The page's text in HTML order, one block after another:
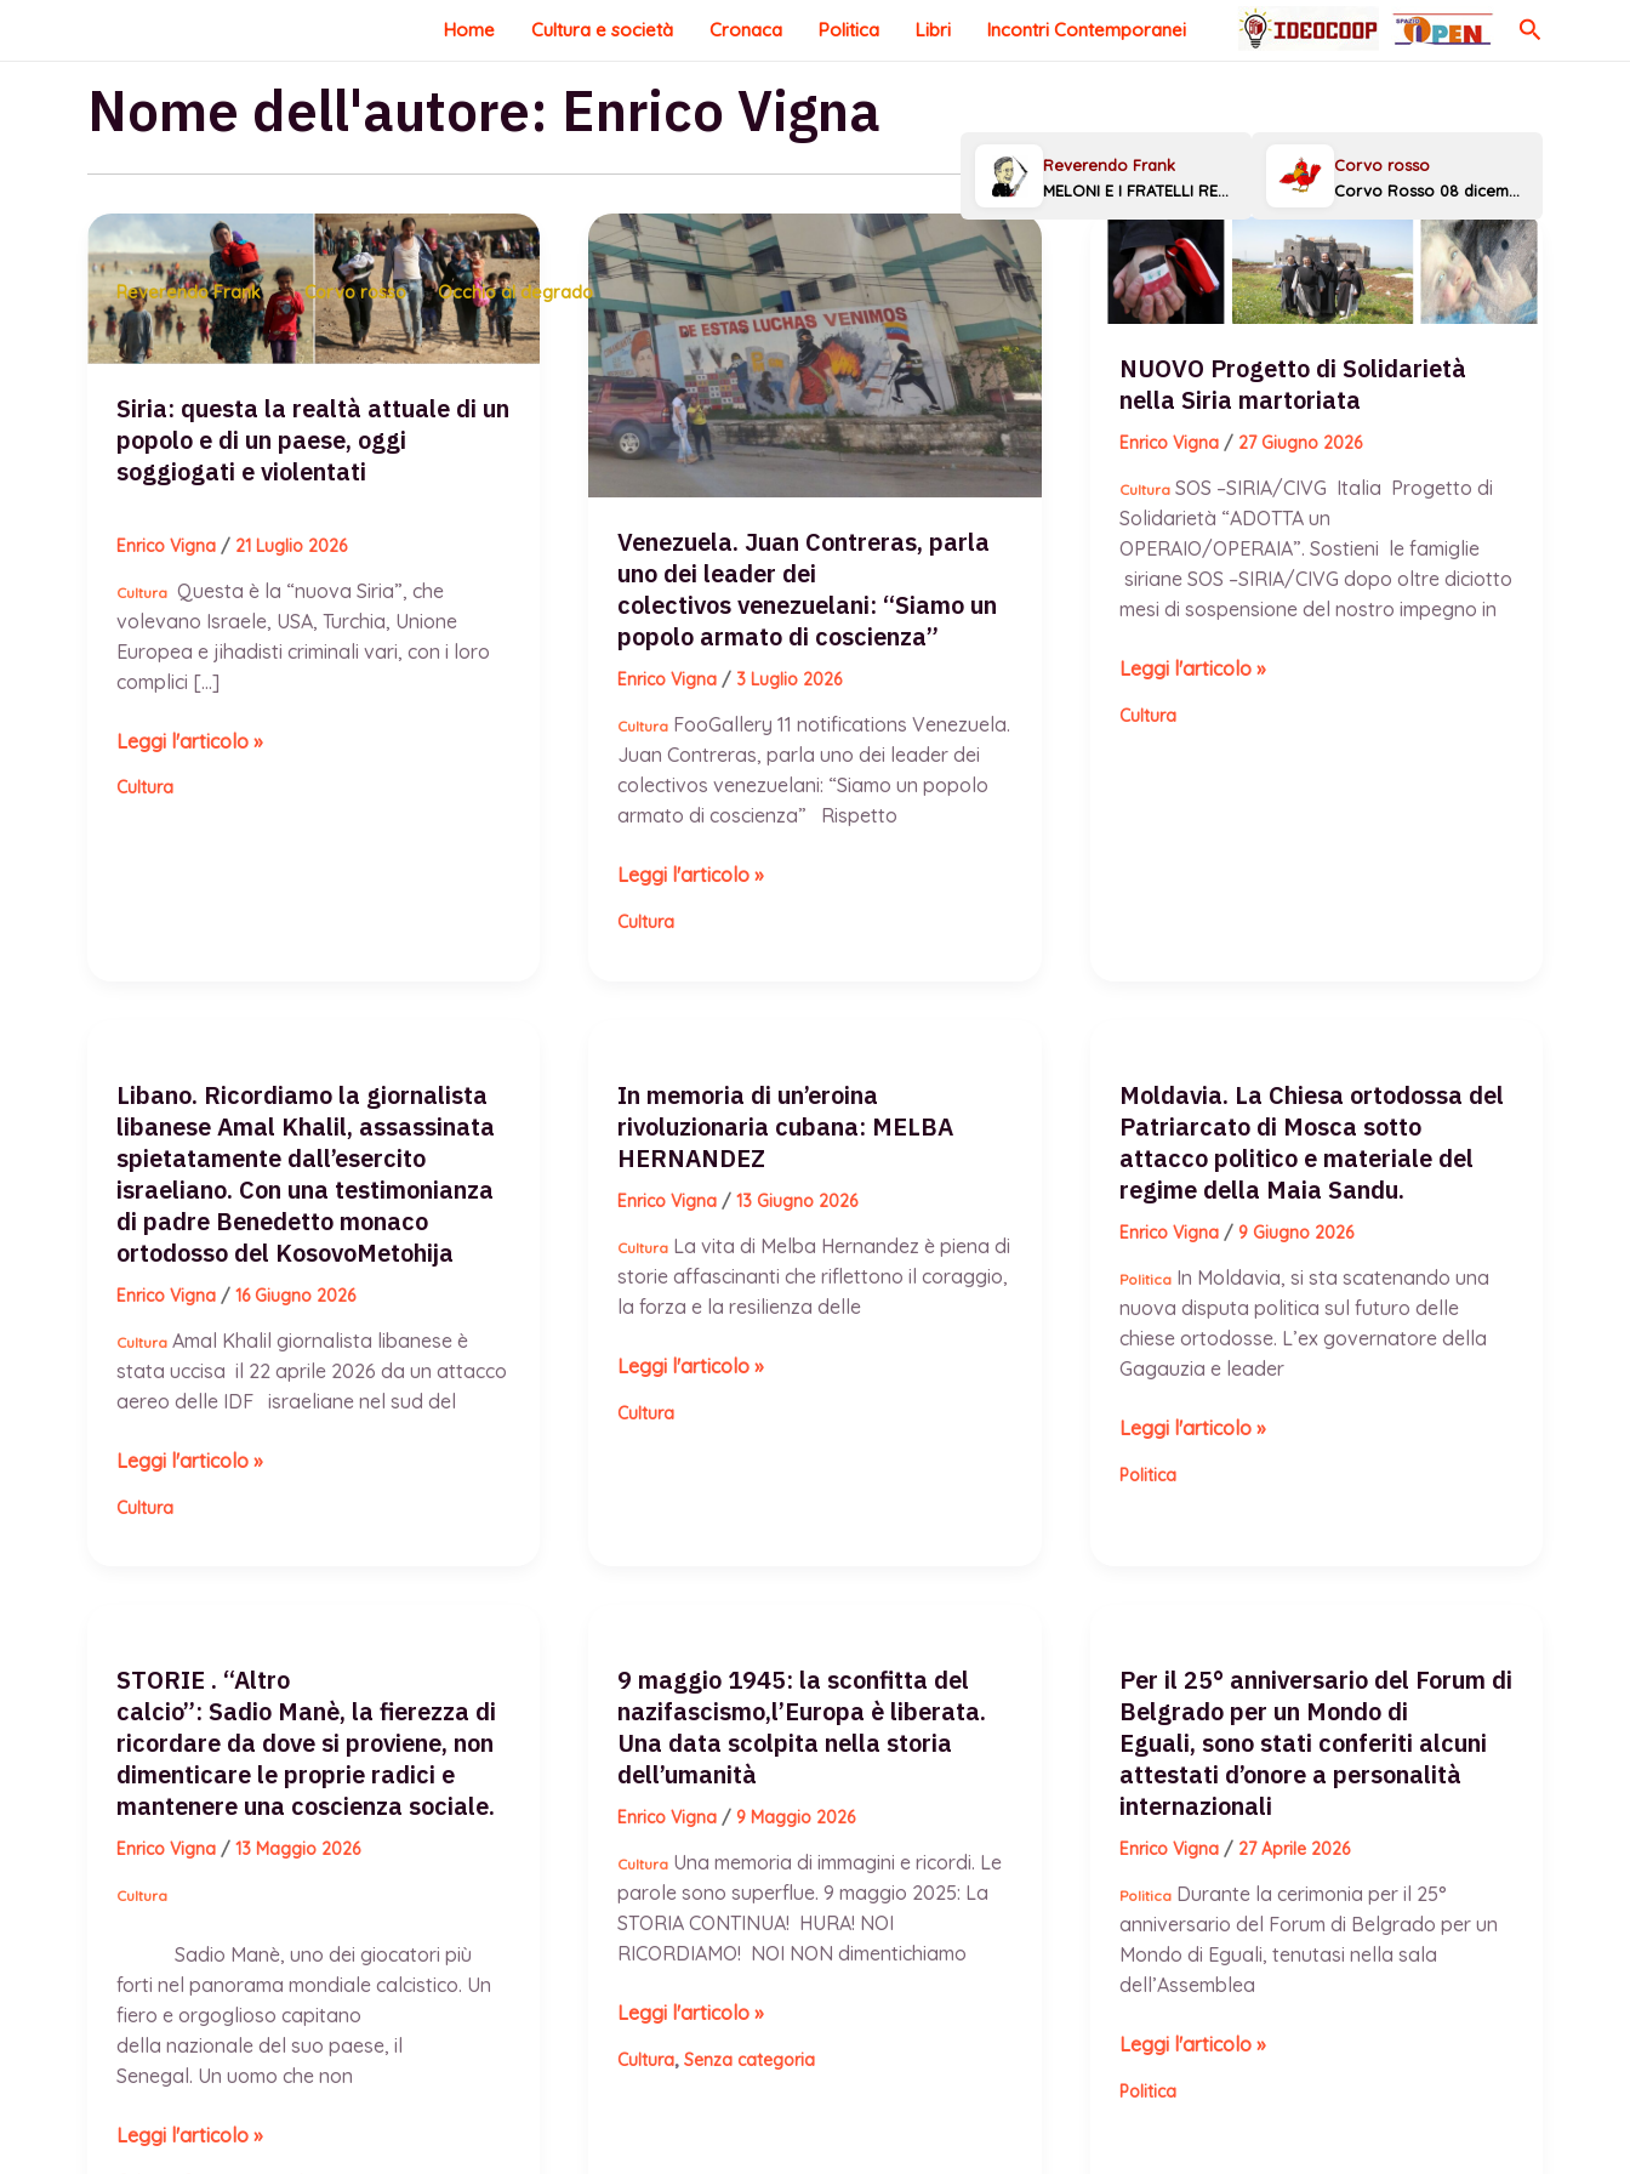
Home Cultura e società Cronaca Politica Libri Incontri Contemporanei Cerca
Reverendo Frank Corvo rosso Occhio al degrado
MELONI E I FRATELLI REGGINI Corvo Rosso 08 dicembre 2025
Nome dell'autore: Enrico Vigna
Siria: questa la realtà attuale di un
popolo e di un paese, oggi
soggiogati e violentati
Enrico Vigna / 21 Luglio 2026
Cultura Questa è la “nuova Siria”, che
volevano Israele, USA, Turchia, Unione
Europea e jihadisti criminali vari, con i loro
complici […]
Siria:
la
oggi
soggiogati
e
violentati
Leggi l'articolo »
Cultura
Venezuela. Juan Contreras, parla
uno dei leader dei
colectivos venezuelani: “Siamo un
popolo armato di coscienza”
Enrico Vigna / 3 Luglio 2026
Cultura FooGallery 11 notifications Venezuela.
Juan Contreras, parla uno dei leader dei
colectivos venezuelani: “Siamo un popolo
armato di coscienza” Rispetto
Venezuela.
Contreras,
dei
colectivos venezuelani:
“Siamo
popolo
armato
di
coscienza”
Leggi l'articolo »
Cultura
NUOVO Progetto di Solidarietà
nella Siria martoriata
Enrico Vigna / 27 Giugno 2026
CulturaSOS –SIRIA/CIVG Italia Progetto di
Solidarietà “ADOTTA un
OPERAIO/OPERAIA”. Sostieni le famiglie
siriane SOS –SIRIA/CIVG dopo oltre diciotto
mesi di sospensione del nostro impegno in
NUOVO Progetto
Solidarietà
Leggi l'articolo »
Cultura
Libano. Ricordiamo la giornalista
libanese Amal Khalil, assassinata
spietatamente dall’esercito
israeliano. Con una testimonianza
di padre Benedetto monaco
ortodosso del KosovoMetohija
Enrico Vigna / 16 Giugno 2026
Cultura Amal Khalil giornalista libanese è
stata uccisa il 22 aprile 2026 da un attacco
aereo delle IDF israeliane nel sud del
Libano.
la
assassinata
spietatamente
dall’esercito
israeliano.
una
testimonianza
Benedetto monaco
ortodosso
del
KosovoMetohija
Leggi l'articolo »
Cultura
In memoria di un’eroina
rivoluzionaria cubana: MELBA
HERNANDEZ
Enrico Vigna /13 Giugno 2026
Cultura La vita di Melba Hernandez è piena di
storie affascinanti che riflettono il coraggio,
la forza e la resilienza delle
In
di
Leggi l'articolo »
Cultura
Moldavia. La Chiesa ortodossa del
Patriarcato di Mosca sotto
attacco politico e materiale del
regime della Maia Sandu.
Enrico Vigna / 9 Giugno 2026
PoliticaIn Moldavia, si sta scatenando una
nuova disputa politica sul futuro delle
chiese ortodosse. L’ex governatore della
Gagauzia e leader
Moldavia.
Chiesa
attacco
politico
e
materiale
del
regime
della
Maia Sandu.
Leggi l'articolo »
Politica
STORIE . “Altro
calcio”: Sadio Manè, la fierezza di
ricordare da dove si proviene, non
dimenticare le proprie radici e
mantenere una coscienza sociale.
Enrico Vigna / 13 Maggio 2026
Cultura
Sadio Manè, uno dei giocatori più
forti nel panorama mondiale calcistico. Un
fiero e orgoglioso capitano
della nazionale del suo paese, il
Senegal. Un uomo che non
STORIE . “Altro
Leggi l'articolo »
9 maggio 1945: la sconfitta del
nazifascismo,l’Europa è liberata.
Una data scolpita nella storia
dell’umanità
Enrico Vigna /9 Maggio 2026
Cultura Una memoria di immagini e ricordi. Le
parole sono superflue. 9 maggio 2025: La
STORIA CONTINUA! HURA! NOI
RICORDIAMO! NOI NON dimentichiamo
9
1945:
Leggi l'articolo »
Cultura,Senza categoria
Per il 25° anniversario del Forum di
Belgrado per un Mondo di
Eguali, sono stati conferiti alcuni
attestati d’onore a personalità
internazionali
Enrico Vigna / 27 Aprile 2026
PoliticaDurante la cerimonia per il 25°
anniversario del Forum di Belgrado per un
Mondo di Eguali, tenutasi nella sala
dell’Assemblea
Per
25°
Leggi l'articolo »
Politica